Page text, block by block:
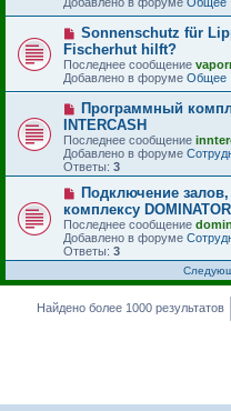
е
н
и
е
с
о
о
б
щ
н
и
е
Н
в
о
е
с
о
б
щ
е
н
и
Sonnenschutz für
Fischerhut hilft?
Последнее сообщение
Добавлено в форуме Общее
Н
о
в
о
е
с
о
о
б
щ
е
н
и
е
Программный
INTERCASH
Последнее сообщение
Добавлено в форуме
Ответы: 3
Н
в
о
е
с
о
щ
Подключение
комплексу DOMINATOR
Последнее сообщение
Добавлено в форуме
Ответы: 3
Найдено более 1000 результатов